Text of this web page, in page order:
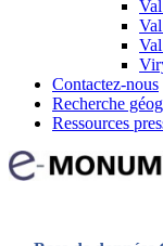
Contactez-nous
Recherche
Ressources